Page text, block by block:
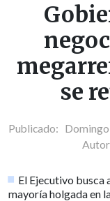
se
Publicado:
El Ejecutivo busca
mayoría holgada en